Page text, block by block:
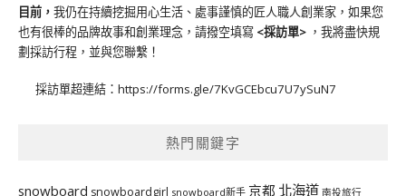
目前， 我仍在持續挖掘用心生活、處事謹慎的匠人職人創業家，如果您
也有很棒的品牌故事和創業理念，請撥空填寫 <採訪單> ，我將盡快規
劃採訪行程，並與您聯繫！
採訪單超連結： https://forms.gle/7KvGCEbcu7U7ySuN7
熱門關鍵字
snowboard snowboardgirl snowboard新手 京都 北海道 南投旅行